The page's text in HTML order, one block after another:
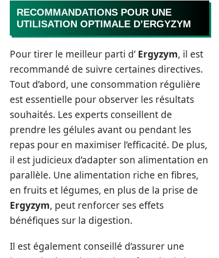
RECOMMANDATIONS POUR UNE
UTILISATION OPTIMALE D’ERGYZYM
Pour tirer le meilleur parti d’ Ergyzym, il est
recommandé de suivre certaines directives.
Tout d’abord, une consommation régulière
est essentielle pour observer les résultats
souhaités. Les experts conseillent de
prendre les gélules avant ou pendant les
repas pour en maximiser l’efficacité. De plus,
il est judicieux d’adapter son alimentation en
parallèle. Une alimentation riche en fibres,
en fruits et légumes, en plus de la prise de
Ergyzym, peut renforcer ses effets
bénéfiques sur la digestion.
Il est également conseillé d’assurer une